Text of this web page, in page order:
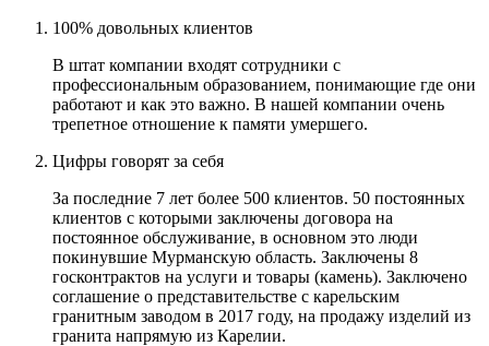
100% довольных клиентов
В штат компании входят сотрудники с
профессиональным образованием, понимающие где они
работают и как это важно. В нашей компании очень
трепетное отношение к памяти умершего.
Цифры говорят за себя
За последние 7 лет более 500 клиентов. 50 постоянных
клиентов с которыми заключены договора на
постоянное обслуживание, в основном это люди
покинувшие Мурманскую область. Заключены 8
госконтрактов на услуги и товары (камень). Заключено
соглашение о представительстве с карельским
гранитным заводом в 2017 году, на продажу изделий из
гранита напрямую из Карелии.